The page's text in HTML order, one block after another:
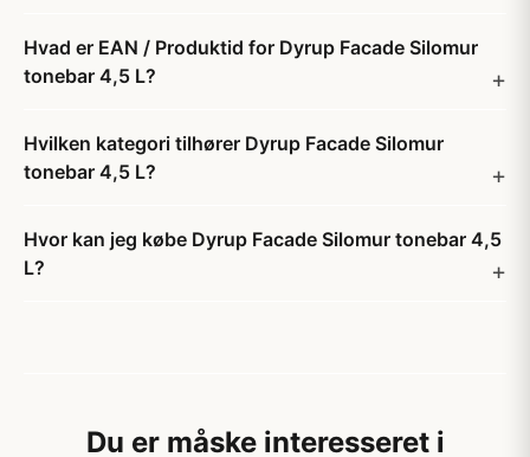
Hvad er EAN / Produktid for Dyrup Facade Silomur
tonebar 4,5 L?
Hvilken kategori tilhører Dyrup Facade Silomur
tonebar 4,5 L?
Hvor kan jeg købe Dyrup Facade Silomur tonebar 4,5
L?
Du er måske interesseret i